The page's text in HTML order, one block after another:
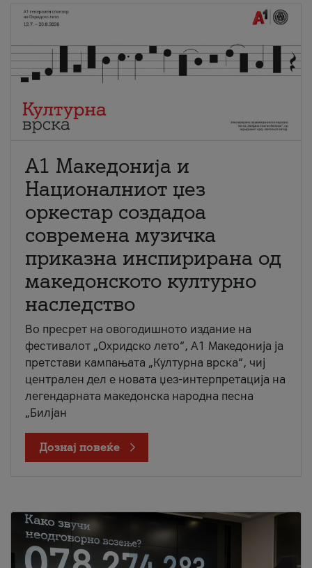
А1 Македонија и
Националниот џез
оркестар создадоа
современа музичка
приказна инспирирана од
македонското културно
наследство
Во пресрет на овогодишното издание на
фестивалот „Охридско лето“, А1 Македонија ја
претстави кампањата „Културна врска“, чиј
централен дел е новата џез-интерпретација на
легендарната македонска народна песна
„Билјан
Дознај повеќе